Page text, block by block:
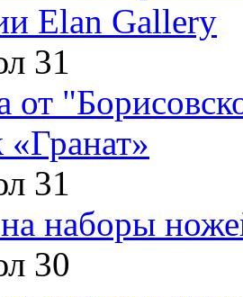
Elan Gallery
31
от
«Гранат»
31
наборы
30